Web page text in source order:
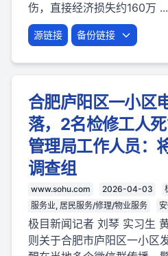
伤，直接经济损失约160万 ...
源链接 备份链接
合肥庐阳区一小区
落，2名检修工人
管理局工作人员：
调查组
www.sohu.com 2026-04-03
服务业, 居民服务/修理/物业服务
极目新闻记者 刘琴 实习生
则关于合肥市庐阳区一小区